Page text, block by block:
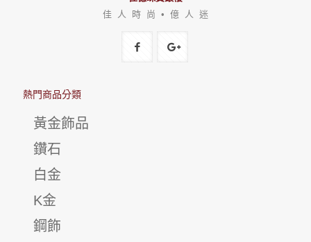
佳 人 時 尚 • 億 人 迷
熱門商品分類
黃金飾品
鑽石
白金
K金
鋼飾